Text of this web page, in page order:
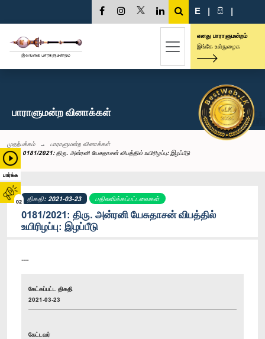
பார்க்க
02
E | සි |
எனது பாராளுமன்றம்
இங்கே உள்நுழைக
பாராளுமன்ற வினாக்கள்
முதற்பக்கம்
பாராளுமன்ற வினாக்கள்
0181/2021: திரு. அன்ரனி யேசுதாசன் விபத்தில் உயிரிழப்பு: இழப்பீடு
திகதி: 2021-03-23 பதிலளிக்கப்பட்டவைகள்
0181/2021: திரு. அன்ரனி யேசுதாசன் விபத்தில்
உயிரிழப்பு: இழப்பீடு
----
கேட்கப்பட்ட திகதி
2021-03-23
கேட்டவர்